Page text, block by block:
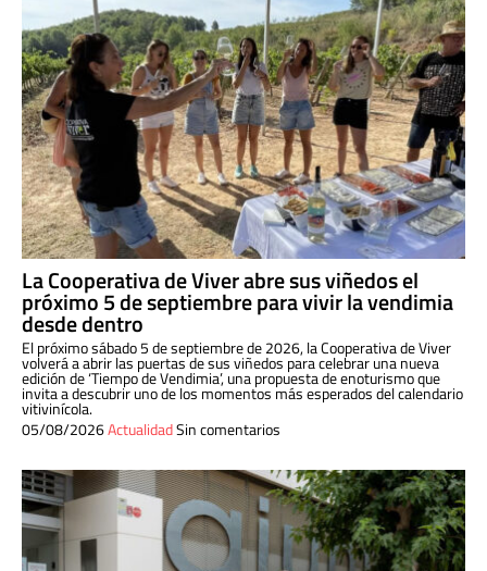
La Cooperativa de Viver abre sus viñedos el
próximo 5 de septiembre para vivir la vendimia
desde dentro
El próximo sábado 5 de septiembre de 2026, la Cooperativa de Viver
volverá a abrir las puertas de sus viñedos para celebrar una nueva
edición de ‘Tiempo de Vendimia’, una propuesta de enoturismo que
invita a descubrir uno de los momentos más esperados del calendario
vitivinícola.
05/08/2026ActualidadSin comentarios